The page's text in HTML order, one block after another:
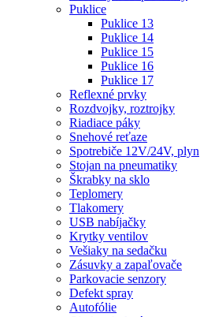
Puklice
Puklice 13
Puklice 14
Puklice 15
Puklice 16
Puklice 17
Reflexné prvky
Rozdvojky, roztrojky
Riadiace páky
Snehové reťaze
Spotrebiče 12V/24V, plyn
Stojan na pneumatiky
Škrabky na sklo
Teplomery
Tlakomery
USB nabíjačky
Krytky ventilov
Vešiaky na sedačku
Zásuvky a zapaľovače
Parkovacie senzory
Defekt spray
Autofólie